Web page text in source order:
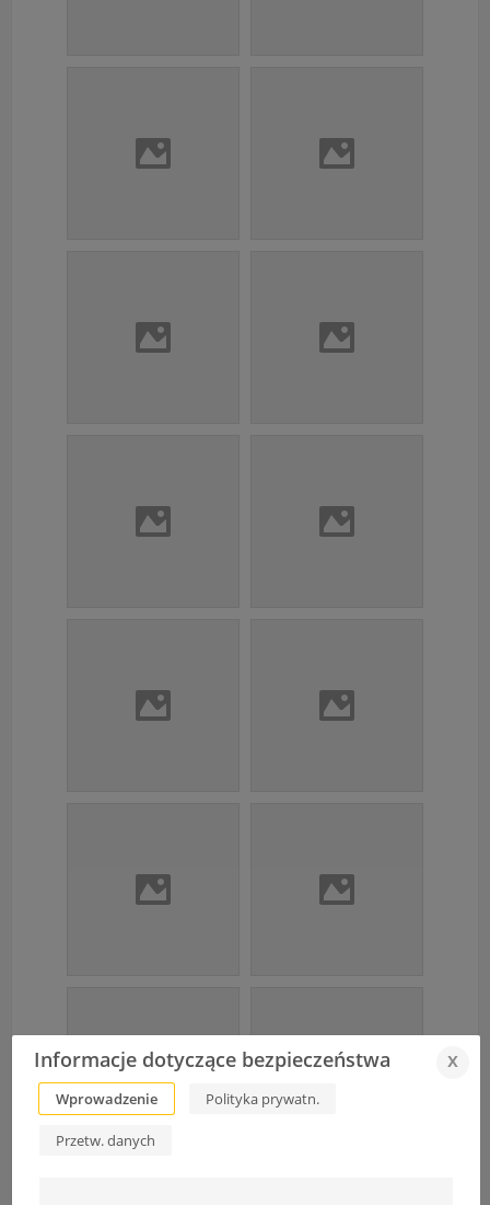
Informacje dotyczące bezpieczeństwa x
Wprowadzenie Polityka prywatn.
Przetw. danych